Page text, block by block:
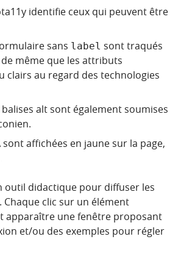
identifie ceux qui peuvent être
sans label sont traqués
même que les attributs
clairs au regard des technologies
balises alt sont également soumises
sont affichées en jaune sur la page,
outil didactique pour diffuser les
clic sur un élément
apparaître une fenêtre proposant
et/ou des exemples pour régler